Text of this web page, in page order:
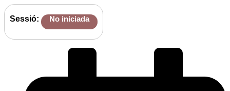
Sessió: No iniciada